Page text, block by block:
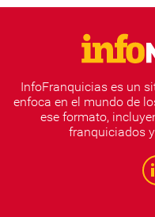
InfoFranquicias es un
enfoca en el mundo de
ese formato,
franquiciados